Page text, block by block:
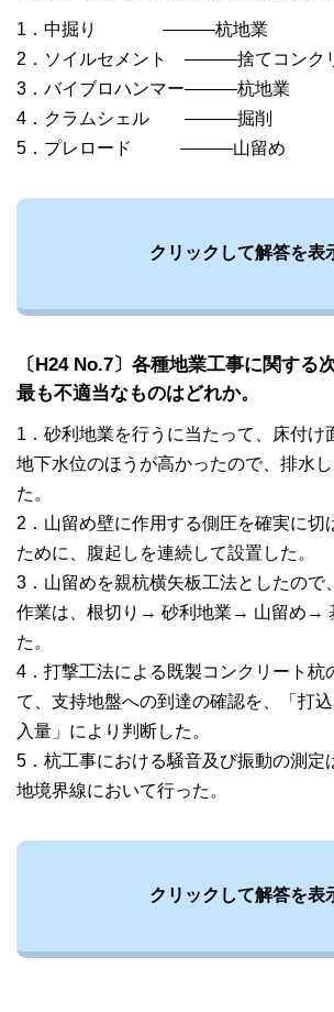
1．中掘り ———杭地業
2．ソイルセメント ———捨てコンク
3．バイブロハンマー———杭地業
4．クラムシェル ———掘削
5．プレロード ———山留め
クリックして解答を表
〔H24 No.7〕各種地業工事に関する
最も不適当なものはどれか。
1．砂利地業を行うに当たって、床付け
地下水位のほうが高かったので、排水
た。
2．山留め壁に作用する側圧を確実に切
ために、腹起しを連続して設置した。
3．山留めを親杭横矢板工法としたので
作業は、根切り→ 砂利地業→ 山留め→
た。
4．打撃工法による既製コンクリート杭
て、支持地盤への到達の確認を、「打
入量」により判断した。
5．杭工事における騒音及び振動の測定
地境界線において行った。
クリックして解答を表